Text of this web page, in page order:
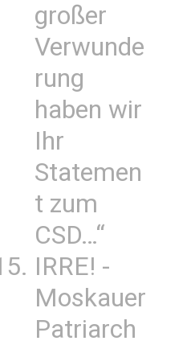
großer
Verwunde
rung
haben wir
Ihr
Statemen
t zum
CSD…“
IRRE! -
Moskauer
Patriarch